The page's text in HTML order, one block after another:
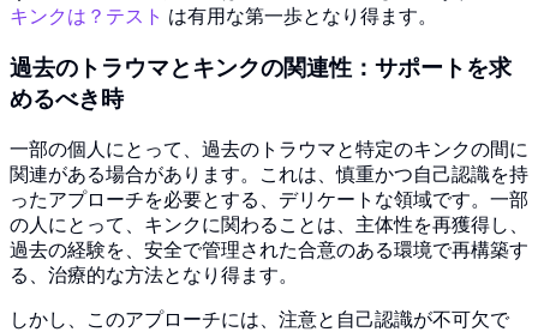
キンクは？テスト は有用な第一歩となり得ます。
過去のトラウマとキンクの関連性：サポートを求
めるべき時
一部の個人にとって、過去のトラウマと特定のキンクの間に
関連がある場合があります。これは、慎重かつ自己認識を持
ったアプローチを必要とする、デリケートな領域です。一部
の人にとって、キンクに関わることは、主体性を再獲得し、
過去の経験を、安全で管理された合意のある環境で再構築す
る、治療的な方法となり得ます。
しかし、このアプローチには、注意と自己認識が不可欠で